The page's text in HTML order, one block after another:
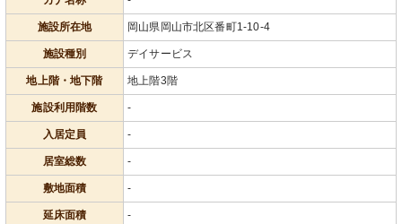
施設所在地 岡山県岡山市北区番町1-10-4
施設種別 デイサービス
地上階・地下階 地上階3階
施設利用階数 -
入居定員 -
居室総数 -
敷地面積 -
延床面積 -